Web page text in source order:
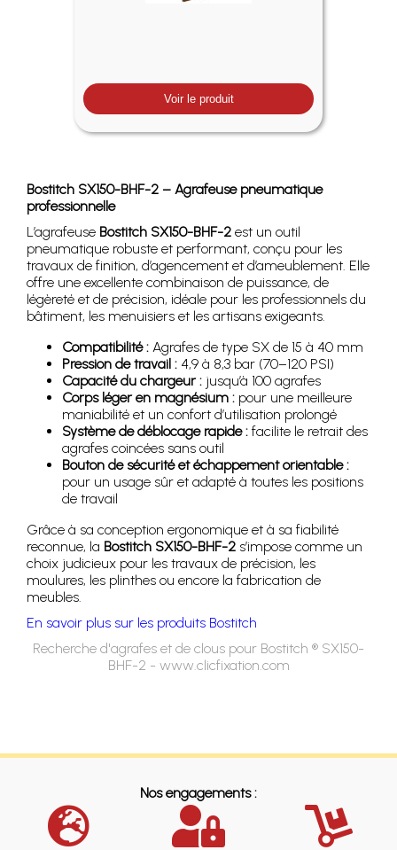
Voir le produit
Bostitch SX150-BHF-2 – Agrafeuse pneumatique
professionnelle
L’agrafeuse Bostitch SX150-BHF-2 est un outil
pneumatique robuste et performant, conçu pour les
travaux de finition, d’agencement et d’ameublement. Elle
offre une excellente combinaison de puissance, de
légèreté et de précision, idéale pour les professionnels du
bâtiment, les menuisiers et les artisans exigeants.
Compatibilité : Agrafes de type SX de 15 à 40 mm
Pression de travail : 4,9 à 8,3 bar (70–120 PSI)
Capacité du chargeur : jusqu’à 100 agrafes
Corps léger en magnésium : pour une meilleure
maniabilité et un confort d’utilisation prolongé
Système de déblocage rapide : facilite le retrait des
agrafes coincées sans outil
Bouton de sécurité et échappement orientable :
pour un usage sûr et adapté à toutes les positions
de travail
Grâce à sa conception ergonomique et à sa fiabilité
reconnue, la Bostitch SX150-BHF-2 s’impose comme un
choix judicieux pour les travaux de précision, les
moulures, les plinthes ou encore la fabrication de
meubles.
En savoir plus sur les produits Bostitch
Recherche d'agrafes et de clous pour Bostitch ® SX150-
BHF-2 - www.clicfixation.com
Nos engagements :